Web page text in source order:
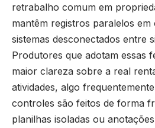
retrabalho comum em
mantêm registros paralelos
sistemas desconectados entre
Produtores que adotam essas
maior clareza sobre a real
atividades, algo
controles são feitos de forma
planilhas isoladas ou